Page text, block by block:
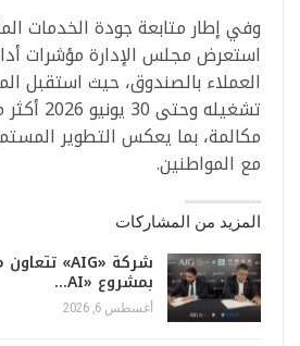
وفي إطار متابعة جودة الخدمات
استعرض مجلس الإدارة مؤشرات
العملاء بالصندوق، حيث استقبل
مكالمة، بما يعكس التطوير
مع المواطنين.
المزيد من المشاركات
بمشروع «AI…
أغسطس 6, 2026